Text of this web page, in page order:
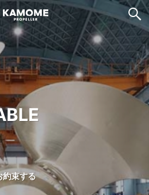
にやさしい
「推進・操船」を支えるかもめプ
た「SGmax Propeller」登場
®
現した
約束する
にやさしい
「推進・操船」を支えるかもめプ